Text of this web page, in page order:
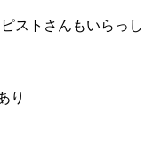
ストさんもいらっし
り